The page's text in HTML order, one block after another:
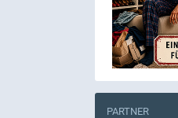
PARTNER